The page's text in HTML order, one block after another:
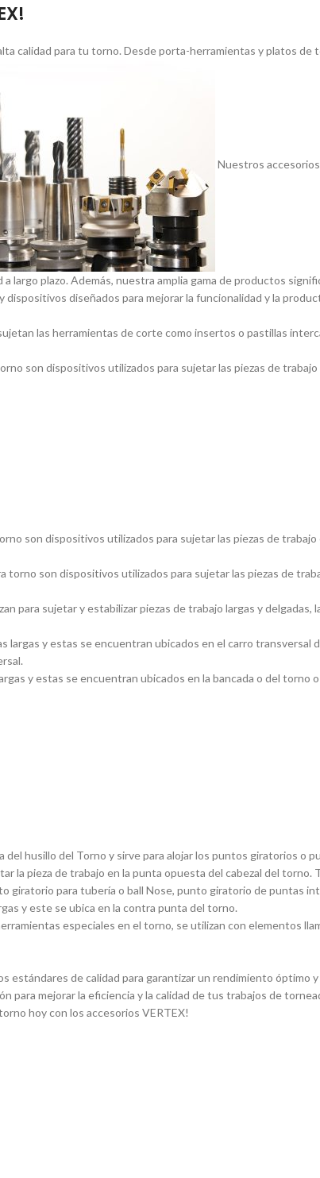
calidad para tu torno. Desde porta-herramientas y platos
Nuestros
largo plazo. Además, nuestra amplia gama de productos
diseñados para mejorar la funcionalidad y la
las herramientas de corte como insertos o pastillas
son dispositivos utilizados para sujetar las piezas de
son dispositivos utilizados para sujetar las piezas de
son dispositivos utilizados para sujetar las piezas de
sujetar y estabilizar piezas de trabajo largas y delgadas,
y estas se encuentran ubicados en el carro
y estas se encuentran ubicados en la bancada o del torno
husillo del Torno y sirve para alojar los puntos giratorios o
pieza de trabajo en la punta opuesta del cabezal del torno.
giratorio para tuberí­a o ball Nose, punto giratorio de puntas
y este se ubica en la contra punta del torno.
especiales en el torno, se utilizan con elementos
de calidad para garantizar un rendimiento óptimo
mejorar la eficiencia y la calidad de tus trabajos de
hoy con los accesorios VERTEX!